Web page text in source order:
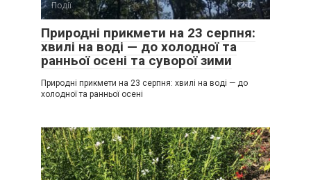
Події 0
Природні прикмети на 23 серпня:
хвилі на воді — до холодної та
ранньої осені та суворої зими
Природні прикмети на 23 серпня: хвилі на воді — до
холодної та ранньої осені